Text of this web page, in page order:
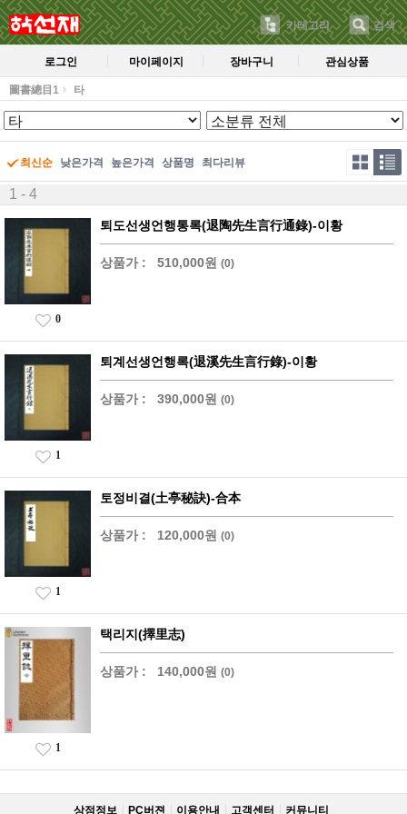
카테고리 검색
로그인 마이페이지 장바구니 관심상품
圖書總目1 타
최신순 낮은가격 높은가격 상품명 최다리뷰
1 - 4
퇴도선생언행통록(退陶先生言行通錄)-이황
상품가 : 510,000원 (0)
0
퇴계선생언행록(退溪先生言行錄)-이황
상품가 : 390,000원 (0)
1
토정비결(土亭秘訣)-合本
상품가 : 120,000원 (0)
1
택리지(擇里志)
상품가 : 140,000원 (0)
1
상점정보 PC버젼 이용안내 고객센터 커뮤니티